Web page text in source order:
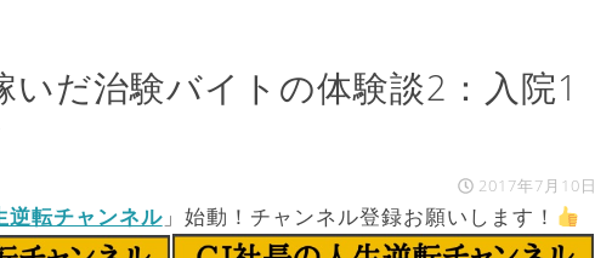
いだ治験バイトの体験談2：入院1
2017年7月10日
逆転チャンネル」始動！チャンネル登録お願いします！